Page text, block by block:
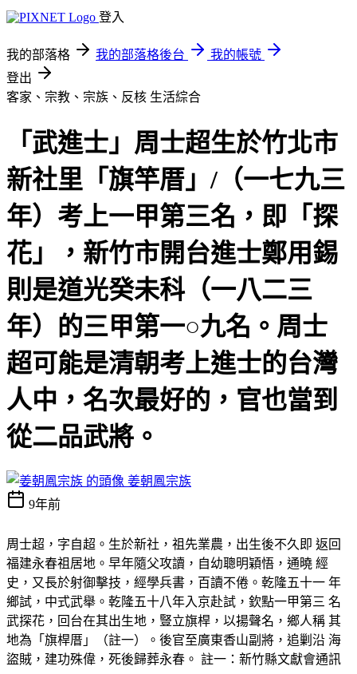
登入
我的部落格 我的部落格後台
我的帳號
登出
客家、宗教、宗族、反核 生活綜合
「武進士」周士超生於竹北市
新社里「旗竿厝」/（一七九三
年）考上一甲第三名，即「探
花」，新竹市開台進士鄭用錫
則是道光癸未科（一八二三
年）的三甲第一○九名。周士
超可能是清朝考上進士的台灣
人中，名次最好的，官也當到
從二品武將。
姜朝鳳宗族
9年前
周士超，字自超。生於新社，祖先業農，出生後不久即 返回
福建永春祖居地。早年隨父攻讀，自幼聰明穎悟，通曉 經
史，又長於射御擊技，經學兵書，百讀不倦。乾隆五十一 年
鄉試，中式武舉。乾隆五十八年入京赴試，欽點一甲第三 名
武探花，回台在其出生地，豎立旗桿，以揚聲名，鄉人稱 其
地為「旗桿厝」（註一）。後官至廣東香山副將，追剿沿 海
盜賊，建功殊偉，死後歸葬永春。 註一：新竹縣文獻會通訊